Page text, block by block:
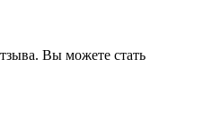
Вы можете стать